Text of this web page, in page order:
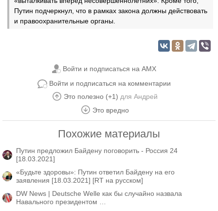
Путин подчеркнул, что в рамках закона должны действовать
и правоохранительные органы.
Войти и подписаться на AMX
Войти и подписаться на комментарии
Это полезно (+1) для Андрей
Это вредно
Похожие материалы
Путин предложил Байдену поговорить - Россия 24 ​
[18.03.2021]
«Будьте здоровы»: Путин ответил Байдену на его
заявления [18.03.2021] [RT на русском]
DW News | Deutsche Welle как бы случайно назвала
Навального президентом …